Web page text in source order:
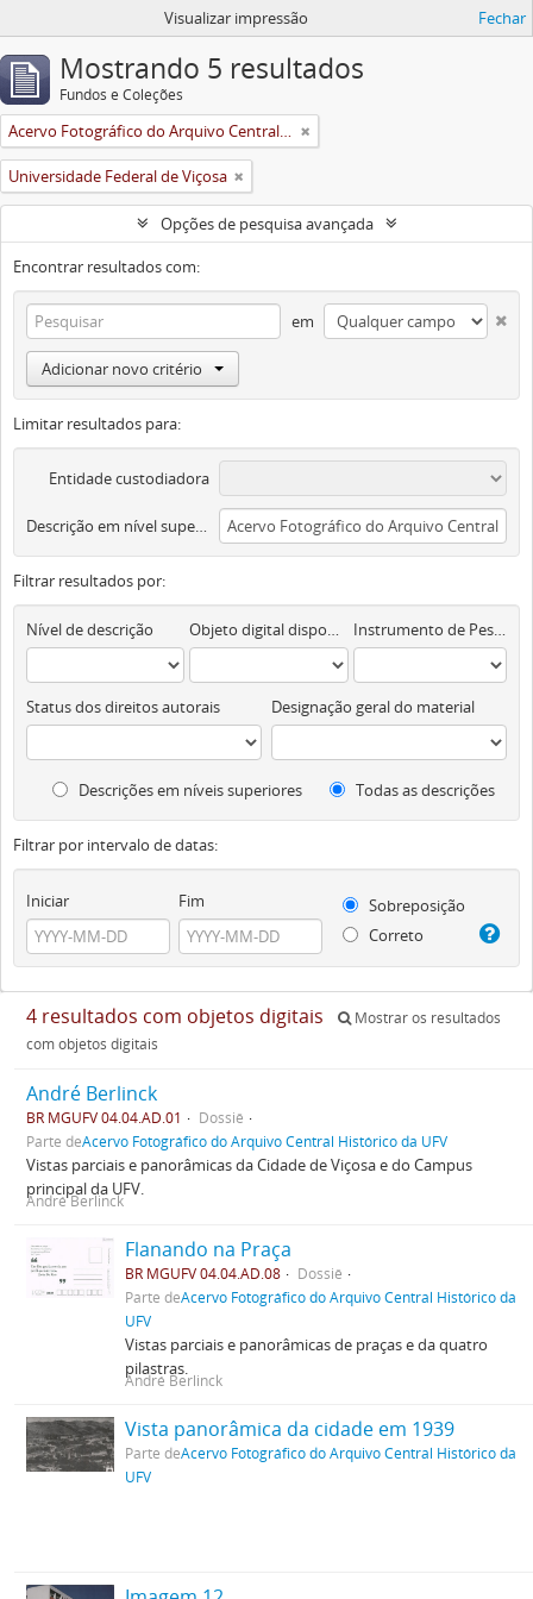
Visualizar impressão Fechar
Mostrando 5 resultados
Fundos e Coleções
Acervo Fotográfico do Arquivo Central Histórico da UFV
Universidade Federal de Viçosa
Opções de pesquisa avançada
Encontrar resultados com:
em
Adicionar novo critério
Limitar resultados para:
Entidade custodiadora
Descrição em nível superior
Filtrar resultados por:
Nível de descrição Objeto digital disponível Instrumento de Pesquisa
Status dos direitos autorais Designação geral do material
Descrições em níveis superiores Todas as descrições
Filtrar por intervalo de datas:
Iniciar Fim
Sobreposição
Correto
4 resultados com objetos digitais
Mostrar os resultados
com objetos digitais
André Berlinck
BR MGUFV 04.04.AD.01
Dossiê
Parte deAcervo Fotográfico do Arquivo Central Histórico da UFV
Vistas parciais e panorâmicas da Cidade de Viçosa e do Campus
principal da UFV.
André Berlinck
Flanando na Praça
BR MGUFV 04.04.AD.08
Dossiê
Parte deAcervo Fotográfico do Arquivo Central Histórico da
UFV
Vistas parciais e panorâmicas de praças e da quatro
pilastras.
André Berlinck
Vista panorâmica da cidade em 1939
Parte deAcervo Fotográfico do Arquivo Central Histórico da
UFV